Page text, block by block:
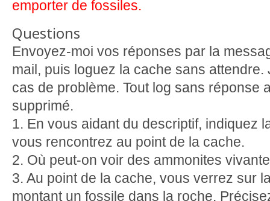
emporter de fossiles.
Questions
Envoyez-moi vos réponses par la
mail, puis loguez la cache sans
cas de problème. Tout log sans réponse
supprimé.
1. En vous aidant du descriptif, indiquez
vous rencontrez au point de la cache.
2. Où peut-on voir des ammonites
3. Au point de la cache, vous verrez sur
montant un fossile dans la roche.